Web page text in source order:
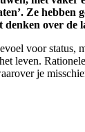
Ze hebben
over de
voor status,
leven.
je